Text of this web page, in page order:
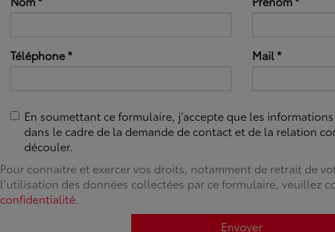
Téléphone* Mail*
En soumettant ce formulaire, j’accepte que les
dans le cadre de la demande de contact et de la relation
découler.
Pour connaitre et exercer vos droits, notamment de retrait de
l’utilisation des données collectées par ce formulaire, veuillez
confidentialité.
Envoyer